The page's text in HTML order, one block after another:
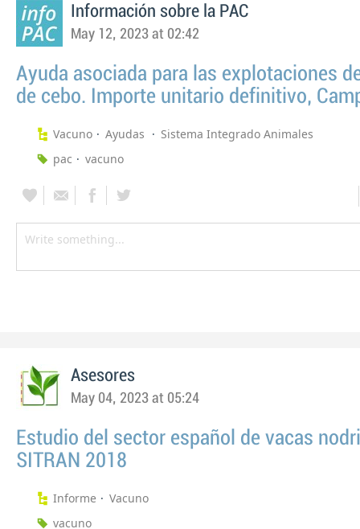
Información sobre la PAC
May 12, 2023 at 02:42
Ayuda asociada para las explotaciones
de cebo. Importe unitario definitivo,
Vacuno Ayudas
Sistema Integrado Animales
pac
vacuno
Asesores
May 04, 2023 at 05:24
Estudio del sector español de vacas
SITRAN 2018
Informe
Vacuno
vacuno